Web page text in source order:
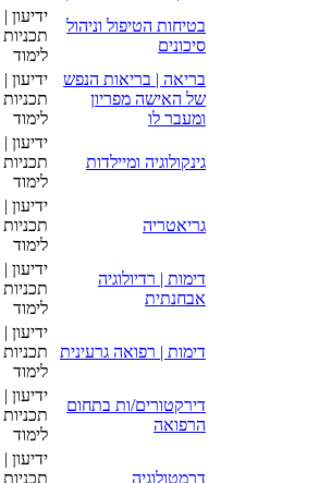
בטיחות הטיפול וניהול
סיכונים
ידיעון |
תכניות
לימוד
בריאה | בריאות הנפש
של האישה מפריון
ומעבר לו
ידיעון |
תכניות
לימוד
גינקולוגיה ומיילדות
ידיעון |
תכניות
לימוד
גריאטריה
ידיעון |
תכניות
לימוד
דימות | רדיולוגיה
אבחנתית
ידיעון |
תכניות
לימוד
דימות | רפואה גרעינית
ידיעון |
תכניות
לימוד
דירקטורים/ות בתחום
הרפואה
ידיעון |
תכניות
לימוד
דרמטולוגיה
ידיעון |
תכניות